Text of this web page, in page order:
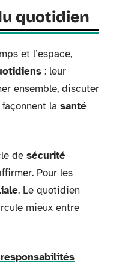
quotidien
et l’espace,
: leur
ensemble, discuter
la santé
de sécurité
Pour les
. Le quotidien
mieux entre